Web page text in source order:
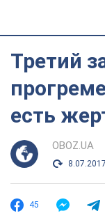
Третий
есть
OBOZ.UA
45